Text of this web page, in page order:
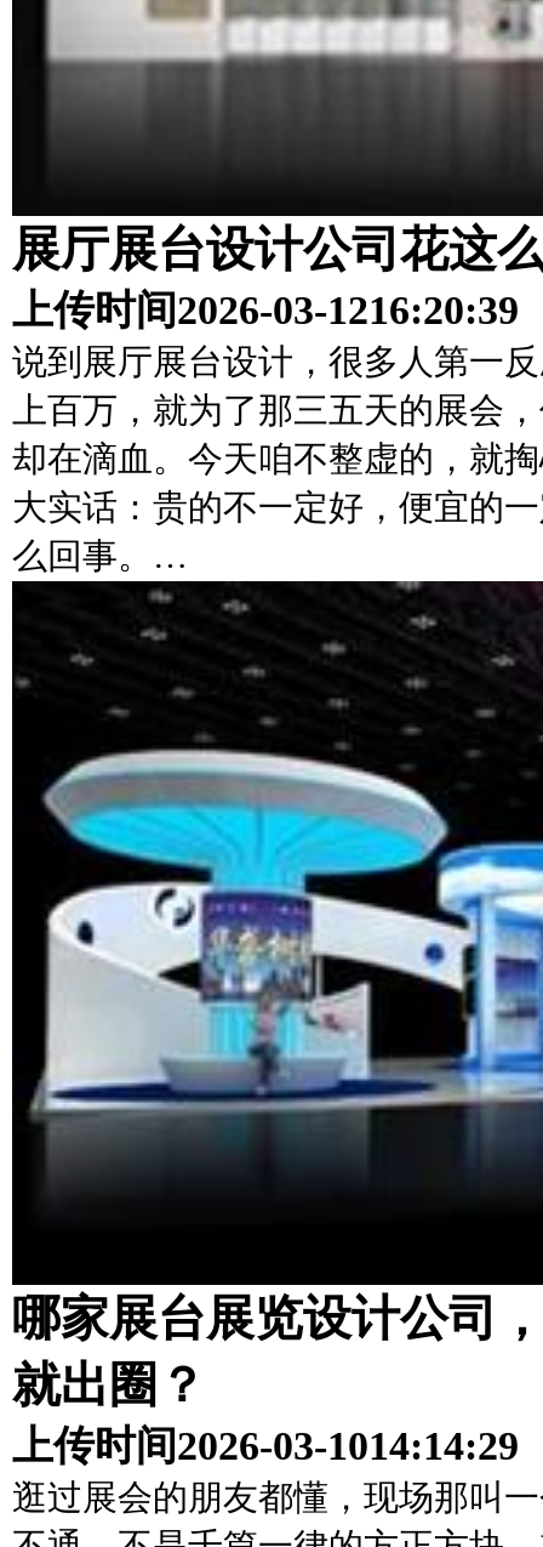
展厅展台设计公司花这
上传时间2026-03-1216:20:39
说到展厅展台设计，很多人第一
上百万，就为了那三五天的展会
却在滴血。今天咱不整虚的，就
大实话：贵的不一定好，便宜的
么回事。…
哪家展台展览设计公司
就出圈？
上传时间2026-03-1014:14:29
逛过展会的朋友都懂，现场那叫